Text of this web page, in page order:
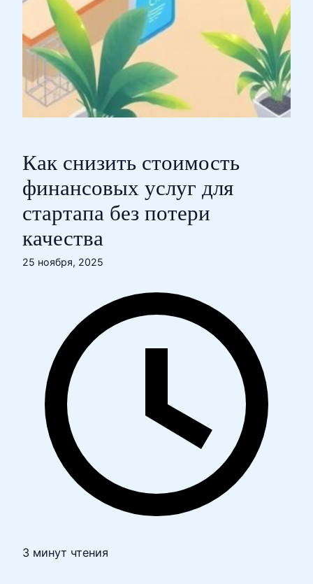
Как снизить стоимость
финансовых услуг для
стартапа без потери
качества
25 ноября, 2025
3 минут чтения